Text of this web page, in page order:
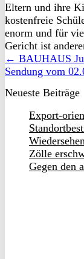
Eltern und ihre
kostenfreie
enorm und für
Gericht ist
← BAUHAUS
Sendung vom
Neueste Beiträge
Export-
Zölle
Gegen den